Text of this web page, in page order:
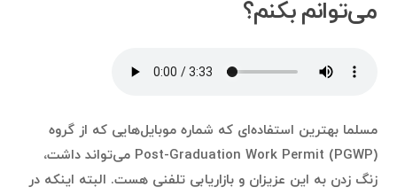
می‌توانم بکنم؟
مسلما بهترین استفاده‌ای که شماره موبایل‌هایی که از گروه
Post-Graduation Work Permit (PGWP) می‌تواند داشت،
زنگ زدن به این عزیزان و بازاریابی تلفنی هست. البته اینکه در